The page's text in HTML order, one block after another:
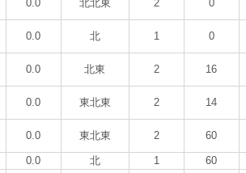
0.0 北北東 2 0
0.0 北 1 0
0.0 北東 2 16
0.0 東北東 2 14
0.0 東北東 2 60
0.0 北 1
60